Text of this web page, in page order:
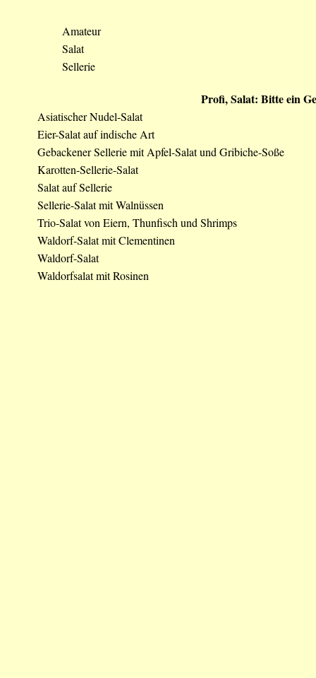
Amateur
Salat
Sellerie
Profi, Salat: Bitte ein
Asiatischer Nudel-Salat
Eier-Salat auf indische Art
Gebackener Sellerie mit Apfel-Salat und Gribiche-Soße
Karotten-Sellerie-Salat
Salat auf Sellerie
Sellerie-Salat mit Walnüssen
Trio-Salat von Eiern, Thunfisch und Shrimps
Waldorf-Salat mit Clementinen
Waldorf-Salat
Waldorfsalat mit Rosinen